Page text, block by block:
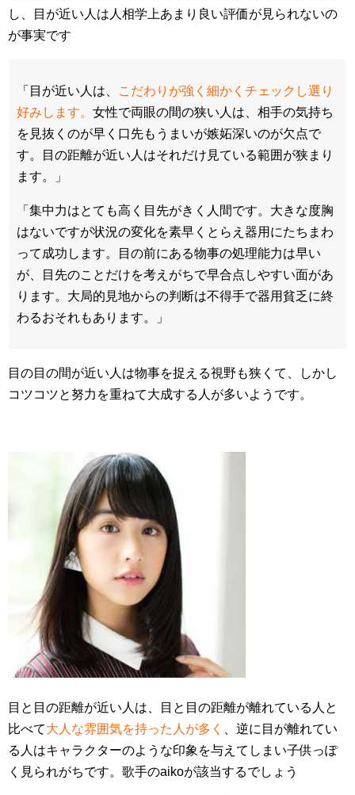
し、目が近い人は人相学上あまり良い評価が見られないの
が事実です
「目が近い人は、
こだわりが強く細かくチェックし選り
好みします。 女性で両眼の間の狭い人は、相手の気持ち
を見抜くのが早く口先もうまいが嫉妬深いのが欠点で
す。目の距離が近い人はそれだけ見ている範囲が狭まり
ます。」
「集中力はとても高く目先がきく人間です。大きな度胸
はないですが状況の変化を素早くとらえ器用にたちまわ
って成功します。目の前にある物事の処理能力は早い
が、目先のことだけを考えがちで早合点しやすい面があ
ります。大局的見地からの判断は不得手で器用貧乏に終
わるおそれもあります。」
目の目の間が近い人は物事を捉える視野も狭くて、しかし
コツコツと努力を重ねて大成する人が多いようです。
目と目の距離が近い人は、目と目の距離が離れている人と
比べて大人な雰囲気を持った人が多く
、逆に目が離れてい
る人はキャラクターのような印象を与えてしまい子供っぽ
く見られがちです。歌手のaikoが該当するでしょう